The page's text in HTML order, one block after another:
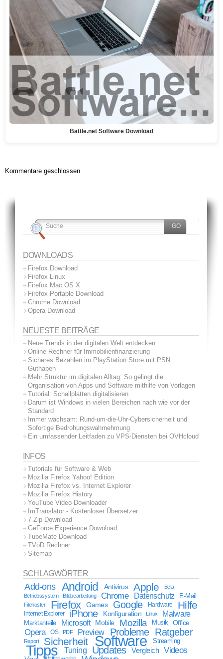
Battle.net Software Download
Kommentare geschlossen
DOWNLOADS
Firefox Download
Firefox Linux
Firefox Mac OS X
Firefox Portable Download
Chrome Download
Opera Download
NEUESTE BEITRÄGE
Neue Trends in der digitalen Welt entdecken
Online-Rechner für Immobilienfinanzierung
Sicheres Bezahlen im PlayStation Store mit PSN
Guthaben
Mehr Struktur im digitalen Alltag: So gelingt die
Organisation von Apps und Software mithilfe von Vorlagen
Tutorial: Schallplatten digitalisieren
Darum ist Windows in vielen Bereichen nach wie vor der
Standard
Immer wachsam: Rund-um-die-Uhr-Cybersicherheit und
Sofortige Bedrohungswahrnehmung
Ein umfassender Leitfaden zu VPS-Diensten bei OVHcloud
INFOS
Tutorials für Software & Web
Mozilla Firefox Yahoo! Edition
Mozilla Firefox vs. Internet Explorer
Mozilla Firefox History
YouTube Video Downloader
ImTranslator - Kostenloser Übersetzer
7-Zip Download
GeForce Experience Download
TubeMate Download
TVöD Rechner
Sitemap
SCHLAGWÖRTER
Add-ons Android Antivirus Apple
Beta
Betriebssystem
Bildbearbeitung Chrome Datenschutz E-Mail
Filehoster Firefox Games Google Hardware Hilfe
Internet Explorer iPhone Konfiguration Linux Malware
Marktanteile Microsoft Mobile Mozilla Musik Office
Opera OS PDF Preview Probleme Ratgeber
Report Sicherheit Software Streaming
Tipps Tuning Updates Vergleich Videos